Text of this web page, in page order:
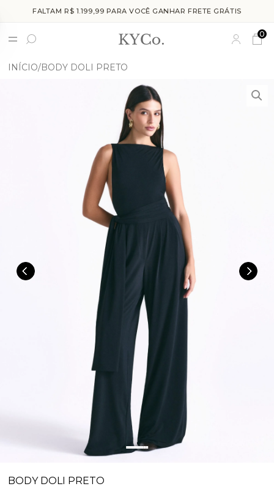
FALTAM R$ 1.199,99 PARA VOCÊ GANHAR FRETE GRÁTIS
0
INÍCIO BODY DOLI PRETO
BODY DOLI PRETO